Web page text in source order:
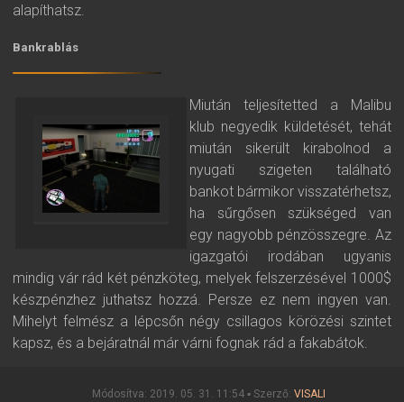
alapíthatsz.
Bankrablás
Miután teljesítetted a Malibu
klub negyedik küldetését, tehát
miután sikerült kirabolnod a
nyugati szigeten található
bankot bármikor visszatérhetsz,
ha sűrgősen szükséged van
egy nagyobb pénzösszegre. Az
igazgatói irodában ugyanis
mindig vár rád két pénzköteg, melyek felszerzésével 1000$
készpénzhez juthatsz hozzá. Persze ez nem ingyen van.
Mihelyt felmész a lépcsőn négy csillagos körözési szintet
kapsz, és a bejáratnál már várni fognak rád a fakabátok.
Módosítva: 2019. 05. 31. 11:54 ▪ Szerző: VISALI